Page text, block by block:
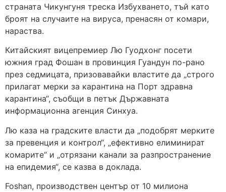
страната Чикунгуня треска Избухването, тъй като
броят на случаите на вируса, пренасян от комари,
нараства.
Китайският вицепремиер Лю Гуодхонг посети
южния град Фошан в провинция Гуандун по-рано
през седмицата, призовавайки властите да „строго
прилагат мерки за карантина на Порт здравна
карантина“, съобщи в петък Държавната
информационна агенция Синхуа.
Лю каза на градските власти да „подобрят мерките
за превенция и контрол“, „ефективно елиминират
комарите“ и „отрязани канали за разпространение
на епидемия“, се казва в доклада.
Foshan, производствен център от 10 милиона